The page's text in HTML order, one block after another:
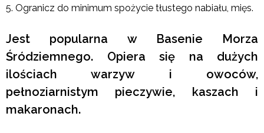
5. Ogranicz do minimum spożycie tłustego nabiału, mięs.
Jest popularna w Basenie Morza
Śródziemnego. Opiera się na dużych
ilościach warzyw i owoców,
pełnoziarnistym pieczywie, kaszach i
makaronach.